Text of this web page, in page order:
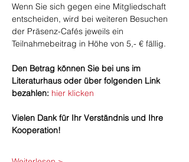
Wenn Sie sich gegen eine Mitgliedschaft
entscheiden, wird bei weiteren Besuchen
der Präsenz-Cafés jeweils ein
Teilnahmebeitrag in Höhe von 5,- € fällig.
​Den Betrag können Sie bei uns im
Literaturhaus oder über folgenden Link
bezahlen: hier klicken
Vielen Dank für Ihr Verständnis und Ihre
Kooperation!